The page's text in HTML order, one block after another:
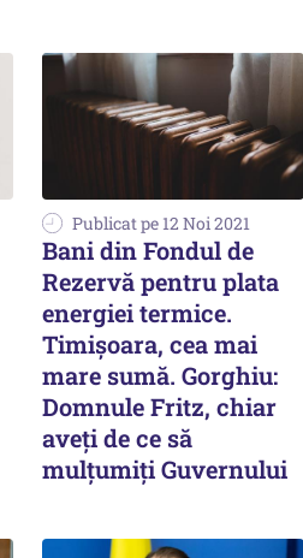
Publicat pe 12 Noi 2021
Bani din Fondul de
Rezervă pentru plata
energiei termice.
Timișoara, cea mai
mare sumă. Gorghiu:
Domnule Fritz, chiar
aveți de ce să
mulțumiți Guvernului